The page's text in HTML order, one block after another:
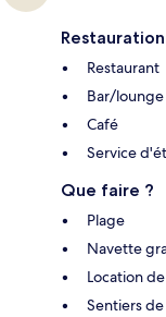
Restauration
Restaurant
Bar/lounge
Café
Service
Que faire ?
Plage
Navette
Location
Sentiers